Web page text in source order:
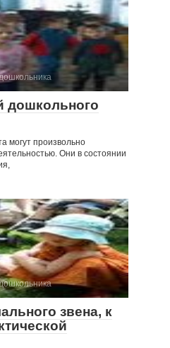
дошкольного
могут произвольно
Они в состоянии
звена, к